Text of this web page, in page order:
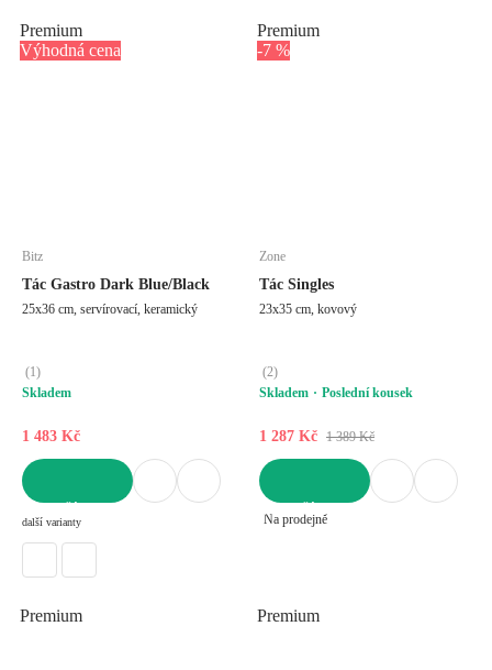
Premium
Výhodná cena
Bitz
Tác Gastro Dark Blue/Black
25x36 cm, servírovací, keramický
(1)
Skladem
1 483 Kč
další varianty
Premium
-7 %
Zone
Tác Singles
23x35 cm, kovový
(2)
Skladem
Poslední kousek
1 287 Kč 1 389 Kč
DO KOŠÍKU
Na prodejně
Premium Premium